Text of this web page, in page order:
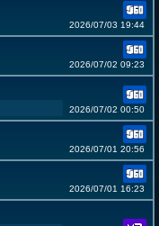
2026/07/03 19:44
2026/07/02 09:23
2026/07/02 00:50
2026/07/01 20:56
2026/07/01 16:23